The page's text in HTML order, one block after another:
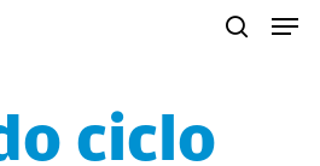
ciclo